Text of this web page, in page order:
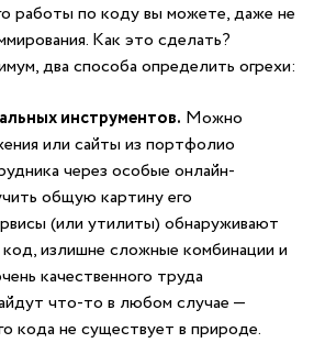
работы по коду вы можете, даже не
Как это сделать?
два способа определить огрехи:
инструментов. Можно
или сайты из портфолио
через особые онлайн-
общую картину его
(или утилиты) обнаруживают
излишне сложные комбинации и
качественного труда
что-то в любом случае —
кода не существует в природе.